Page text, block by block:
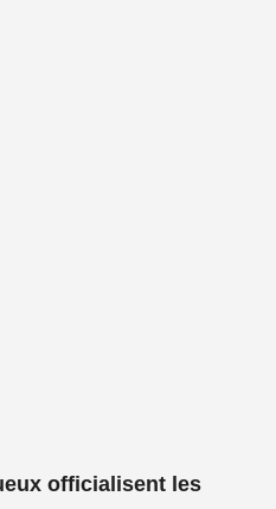
officialisent les